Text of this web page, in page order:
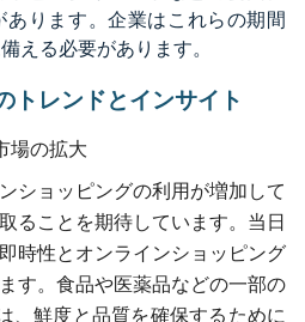
あります。企業はこれらの期間
える必要があります。
トレンドとインサイト
場の拡大
ショッピングの利用が増加して
ることを期待しています。当日
時性とオンラインショッピング
す。食品や医薬品などの一部の
、鮮度と品質を確保するために